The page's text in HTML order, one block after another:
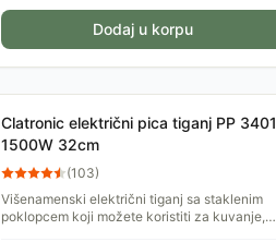
Dodaj u korpu
Clatronic električni pica tiganj PP 3401
1500W 32cm
(103)
Višenamenski električni tiganj sa staklenim
poklopcem koji možete koristiti za kuvanje,